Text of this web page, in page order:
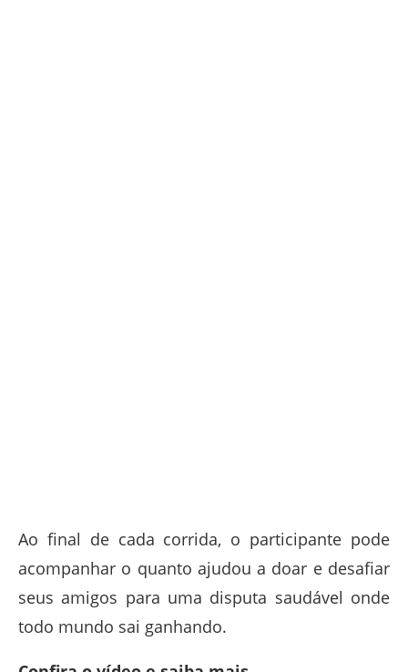
Ao final de cada corrida, o participante pode
acompanhar o quanto ajudou a doar e desafiar
seus amigos para uma disputa saudável onde
todo mundo sai ganhando.